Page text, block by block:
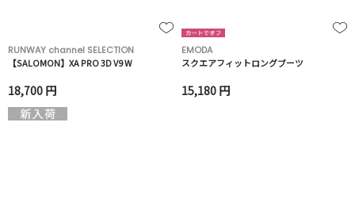
RUNWAY channel SELECTION
【SALOMON】XA PRO 3D V9 W
18,700 円
EMODA
スクエアフィットロングブーツ
15,180 円